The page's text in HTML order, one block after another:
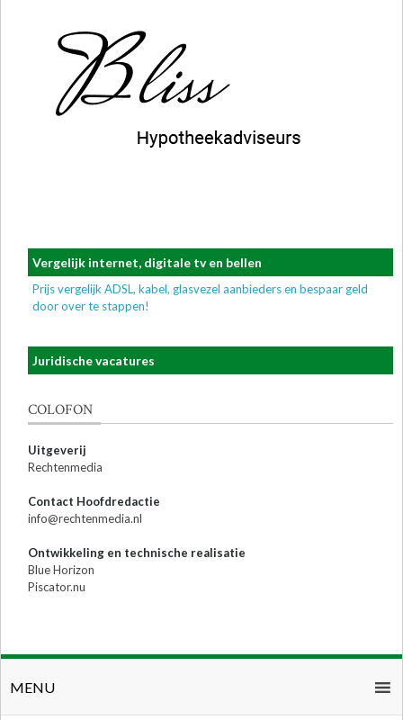
Vergelijk internet, digitale tv en bellen
Prijs vergelijk ADSL, kabel, glasvezel aanbieders en bespaar geld
door over te stappen!
Juridische vacatures
COLOFON
Uitgeverij
Rechtenmedia
Contact Hoofdredactie
info@rechtenmedia.nl
Ontwikkeling en technische realisatie
Blue Horizon
Piscator.nu
MENU